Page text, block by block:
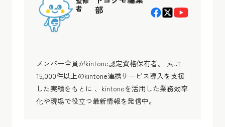
者
部
メンバー全員がkintone認定資格保有者。 累計
15,000件以上のkintone連携サービス導入を支援
した実績をもとに 、kintoneを活用した業務効率
化や現場で役立つ最新情報を発信中。